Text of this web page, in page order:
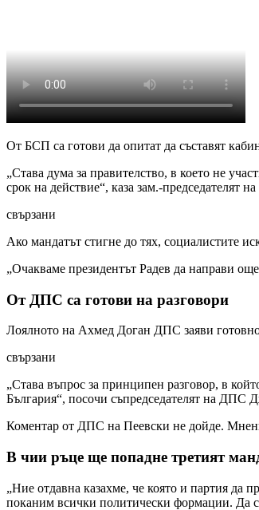
От БСП са готови да опитат да съставят
„Става дума за правителство, в което не
срок на действие“, каза зам.-председателят
свързани
Ако мандатът стигне до тях, социалистите
„Очакваме президентът Радев да направи
От ДПС са готови на разговори
Лоялното на Ахмед Доган ДПС заяви
свързани
„Става въпрос за принципен разговор, в
България“, посочи съпредседателят на ДПС
Коментар от ДПС на Пеевски не дойде.
В чии ръце ще попадне третият
„Ние отдавна казахме, че която и партия да
поканим всички политически формации. Да